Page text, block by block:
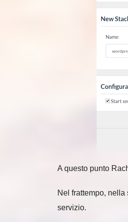
A questo punto
Nel frattempo, nella
servizio.